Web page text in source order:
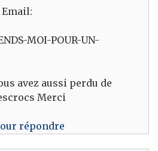
MOI-POUR-UN-
avez aussi perdu de
Merci
répondre